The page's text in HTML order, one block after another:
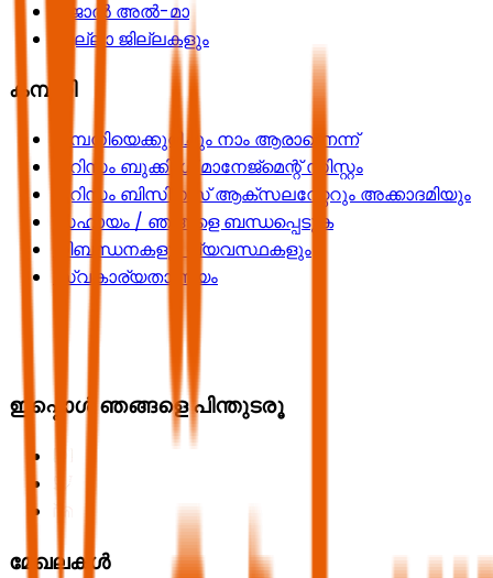
റിജാൽ അൽ-മാ
എല്ലാ ജില്ലകളും
കമ്പനി
കമ്പനിയെക്കുറിച്ചും നാം ആരാണെന്ന്
ടൂറിസം ബുക്കിംഗ് മാനേജ്മെന്റ് സിസ്റ്റം
ടൂറിസം ബിസിനസ് ആക്സലറേറ്ററും അക്കാദമിയും
സഹായം / ഞങ്ങളെ ബന്ധപ്പെടുക
നിബന്ധനകളും വ്യവസ്ഥകളും
സ്വകാര്യതാ നയം
ഇപ്പൊൾ ഞങ്ങളെ പിന്തുടരൂ
മേഖലകൾ